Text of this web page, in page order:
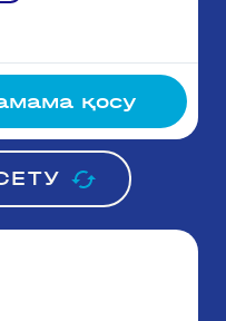
қосу